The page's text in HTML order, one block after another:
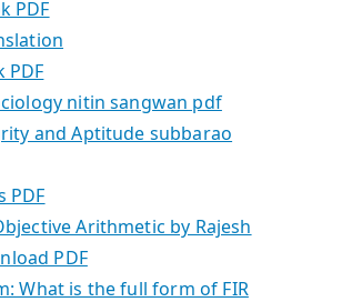
PDF
PDF
nitin sangwan pdf
and Aptitude subbarao
PDF
Arithmetic by Rajesh
PDF
What is the full form of FIR